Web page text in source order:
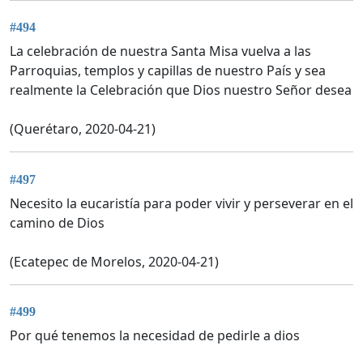
#494
La celebración de nuestra Santa Misa vuelva a las
Parroquias, templos y capillas de nuestro País y sea
realmente la Celebración que Dios nuestro Señor desea
(Querétaro, 2020-04-21)
#497
Necesito la eucaristía para poder vivir y perseverar en el
camino de Dios
(Ecatepec de Morelos, 2020-04-21)
#499
Por qué tenemos la necesidad de pedirle a dios